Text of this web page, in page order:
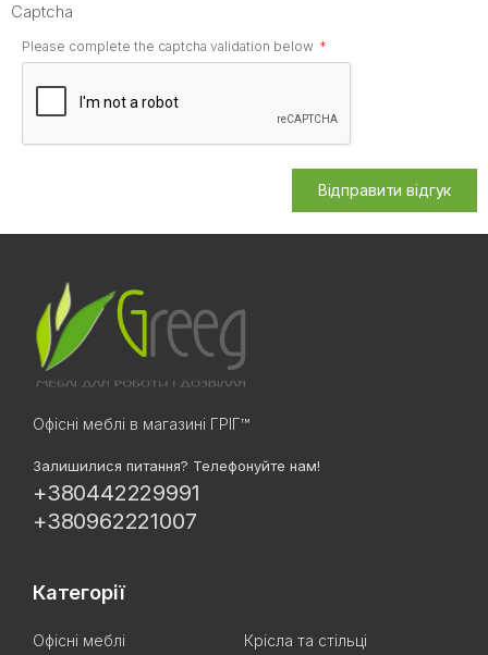
Captcha
Please complete the captcha validation below
Відправити відгук
Офісні меблі в магазині ГРІГ™
Залишилися питання? Телефонуйте нам!
+380442229991
+380962221007
Категорії
Офісні меблі
Крісла та стільці